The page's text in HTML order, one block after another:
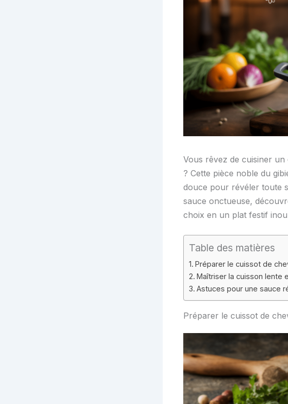
Vous rêvez de cuisiner un
? Cette pièce noble du
douce pour révéler toute
sauce onctueuse,
choix en un plat festif
Table des matières
Préparer le cuissot de
Maîtriser la cuisson lente
Astuces pour une sauce
Préparer le cuissot de